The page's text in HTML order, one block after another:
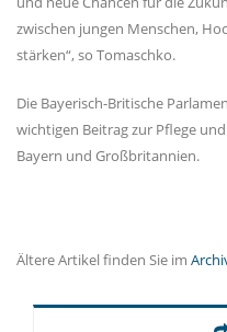
zwischen jungen Menschen,
stärken“, so Tomaschko.
Die Bayerisch-Britische
wichtigen Beitrag zur Pflege
Bayern und Großbritannien.
Ältere Artikel finden Sie im